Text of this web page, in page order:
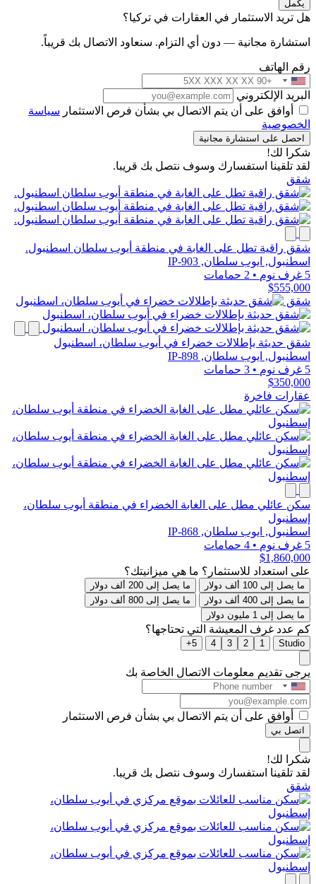
يكمل
هل تريد الاستثمار في العقارات في تركيا؟
استشارة مجانية — دون أي التزام. سنعاود الاتصال بك قريباً.
رقم الهاتف
البريد الإلكتروني
أوافق على أن يتم الاتصال بي بشأن فرص الاستثمار سياسة
الخصوصية
احصل على استشارة مجانية
شكرا لك!
لقد تلقينا استفسارك وسوف نتصل بك قريبا.
شقق
شقق راقية تطل على الغابة في منطقة أيوب سلطان اسطنبول.
اسطنبول, ايوب سلطان, IP-903
5 غرف نوم
• 2 حمامات
$555,000
شقق
شقق حديثة بإطلالات خضراء في أيوب سلطان، اسطنبول
اسطنبول, ايوب سلطان, IP-898
5 غرف نوم
• 3 حمامات
$350,000
عقارات فاخرة
سكن عائلي مطل على الغابة الخضراء في منطقة أيوب سلطان،
إسطنبول
اسطنبول, ايوب سلطان, IP-868
5 غرف نوم
• 4 حمامات
$1,860,000
على استعداد للاستثمار؟ ما هي ميزانيتك؟
ما يصل إلى 100 ألف دولار
ما يصل إلى 200 ألف دولار
ما يصل إلى 400 ألف دولار
ما يصل إلى 800 ألف دولار
ما يصل إلى 1 مليون دولار
كم عدد غرف المعيشة التي تحتاجها؟
Studio
1
2
3
4
5+
يرجى تقديم معلومات الاتصال الخاصة بك
أوافق على أن يتم الاتصال بي بشأن فرص الاستثمار
اتصل بي
شكرا لك!
لقد تلقينا استفسارك وسوف نتصل بك قريبا.
شقق